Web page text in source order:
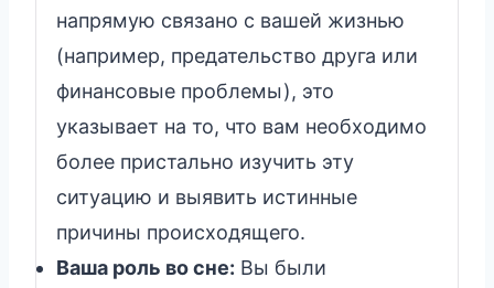
напрямую связано с вашей жизнью
(например, предательство друга или
финансовые проблемы), это
указывает на то, что вам необходимо
более пристально изучить эту
ситуацию и выявить истинные
причины происходящего.
Ваша роль во сне: Вы были